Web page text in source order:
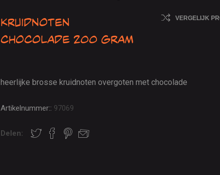
Kruidnoten
chocolade 200 gram
VERGELIJK
heerlijke brosse kruidnoten overgoten met chocolade
Artikelnummer:: 97069
Delen: